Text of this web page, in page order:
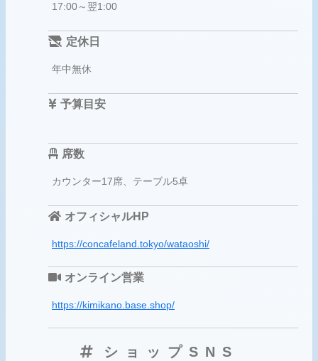
17:00～翌1:00
定休日
年中無休
予算目安
席数
カウンター17席、テーブル5卓
オフィシャルHP
https://concafeland.tokyo/wataoshi/
オンライン営業
https://kimikano.base.shop/
ショップSNS